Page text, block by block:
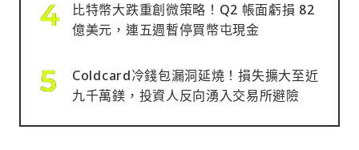
比特幣大跌重創微策略！Q2 帳面虧損 82
億美元，連五週暫停買幣屯現金
Coldcard冷錢包漏洞延燒！損失擴大至近
九千萬鎂，投資人反向湧入交易所避險